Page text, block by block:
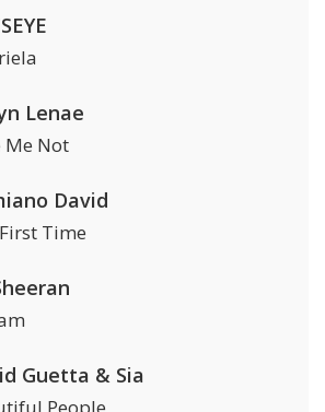
Lenae
Me Not
David
Time
Guetta & Sia